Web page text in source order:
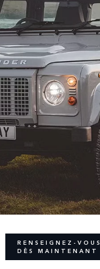
RENSEIGNEZ-VOUS
DÈS MAINTENANT